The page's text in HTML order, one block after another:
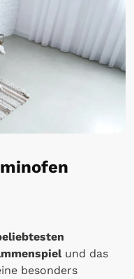
und das
besonders